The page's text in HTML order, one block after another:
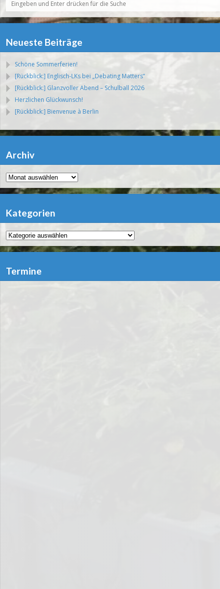
Neueste Beiträge
Schöne Sommerferien!
[Rückblick:] Englisch-LKs bei „Debating Matters“
[Rückblick:] Glanzvoller Abend – Schulball 2026
Herzlichen Glückwunsch!
[Rückblick:] Bienvenue à Berlin
Archiv
Archiv
Kategorien
Kategorien
Termine